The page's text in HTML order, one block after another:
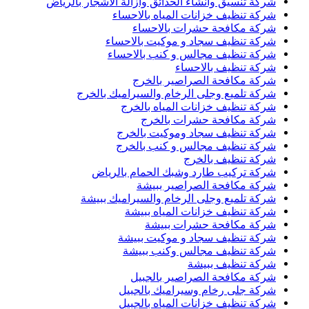
شركة تنظيف خزانات المياه بالاحساء
شركة مكافحة حشرات بالاحساء
شركة تنظيف سجاد و موكيت بالاحساء
شركة تنظيف مجالس و كنب بالاحساء
شركة تنظيف بالاحساء
شركة مكافحة الصراصير بالخرج
شركة تلميع وجلى الرخام والسيراميك بالخرج
شركة تنظيف خزانات المياه بالخرج
شركة مكافحة حشرات بالخرج
شركة تنظيف سجاد وموكيت بالخرج
شركة تنظيف مجالس و كنب بالخرج
شركة تنظيف بالخرج
شركة تركيب طارد وشبك الحمام بالرياض
شركة مكافحة الصراصير ببيشة
شركة تلميع وجلى الرخام والسيراميك ببيشة
شركة تنظيف خزانات المياه ببيشة
شركة مكافحة حشرات ببيشة
شركة تنظيف سجاد و موكيت ببيشة
شركة تنظيف مجالس وكنب ببيشة
شركة تنظيف ببيشة
شركة مكافحة الصراصير بالجبيل
شركة جلى رخام وسيراميك بالجبيل
شركة تنظيف خزانات المياه بالجبيل